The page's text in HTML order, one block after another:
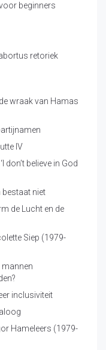
beginners
retoriek
wraak van Hamas
IV
don’t believe in God
bestaat niet
de Lucht en de
Siep (1979-
mannen
inclusiviteit
Hameleers (1979-